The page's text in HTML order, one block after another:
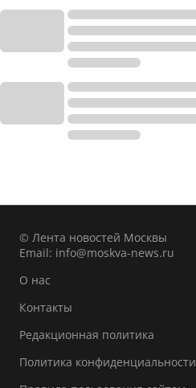
© Лента новостей Москвы
Email: info@moskva-news.ru
О нас
Контакты
Редакционная политика
Политика конфиденциальности